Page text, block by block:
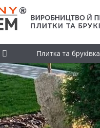
Плитка та бруківка